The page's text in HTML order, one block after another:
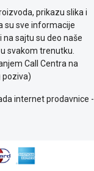
prikazu slika i
su sve informacije
sajtu su deo naše
svakom trenutku.
Call Centra na
poziva)
internet prodavnice -